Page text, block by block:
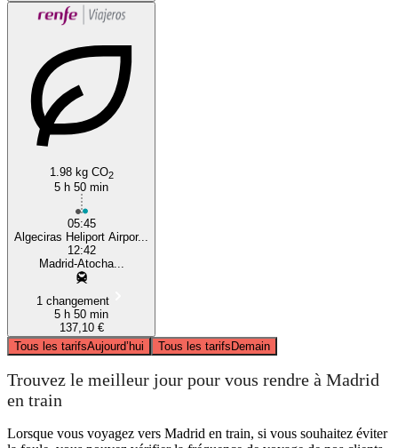
1.98 kg CO2
5 h 50 min
05:45
Algeciras Heliport Airpor...
12:42
Madrid-Atocha...
1 changement
5 h 50 min
137,10 €
Tous les tarifsAujourd’hui Tous les tarifsDemain
Trouvez le meilleur jour pour vous rendre à Madrid
en train
Lorsque vous voyagez vers Madrid en train, si vous souhaitez éviter